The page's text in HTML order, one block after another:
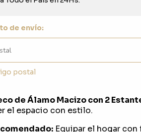
de envío:
postal
de Álamo Macizo con 2
el espacio con estilo.
Equipar el hogar